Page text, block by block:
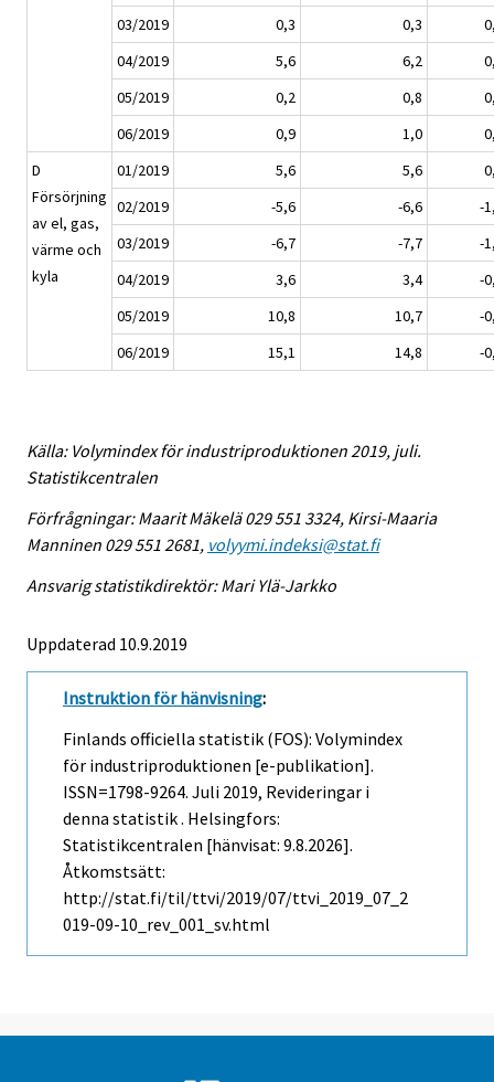
03/2019
0,3 0,3
04/2019
5,6 6,2
05/2019
0,2 0,8
06/2019
0,9 1,0
D
Försörjning
av el, gas,
värme och
kyla
01/2019 5,6 5,6
02/2019
-5,6 -6,6
-
03/2019
-6,7 -7,7
-
04/2019
3,6 3,4
-
05/2019
10,8 10,7
-
06/2019
15,1 14,8 -
Källa: Volymindex för industriproduktionen 2019, juli.
Statistikcentralen
Förfrågningar: Maarit Mäkelä 029 551 3324, Kirsi-Maaria
Manninen 029 551 2681, volyymi.indeksi@stat.fi
Ansvarig statistikdirektör: Mari Ylä-Jarkko
Uppdaterad 10.9.2019
Instruktion för hänvisning:
Finlands officiella statistik (FOS): Volymindex
för industriproduktionen [e-publikation].
ISSN=1798-9264. Juli 2019, Revideringar i
denna statistik . Helsingfors:
Statistikcentralen [hänvisat: 9.8.2026].
Åtkomstsätt:
http://stat.fi/til/ttvi/2019/07/ttvi_2019_07_2
019-09-10_rev_001_sv.html